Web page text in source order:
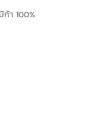
า 100%